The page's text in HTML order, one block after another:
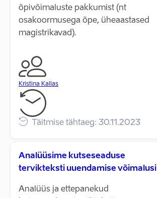
õpivõimaluste pakkumist (nt
osakoormusega õpe, üheaastased
magistrikavad).
Kristina Kallas
Täitmise tähtaeg: 30.11.2023
Analüüsime kutseseaduse
tervikteksti uuendamise võimalusi
Analüüs ja ettepanekud